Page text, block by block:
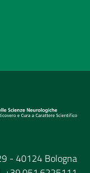
- 40124 Bologna